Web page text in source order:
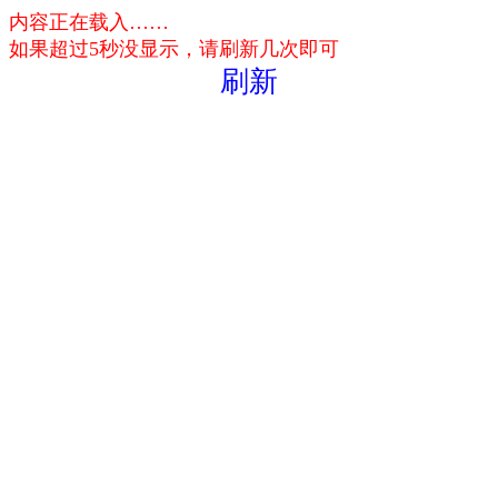
内容正在载入……
如果超过5秒没显示，请刷新几次即可
刷新